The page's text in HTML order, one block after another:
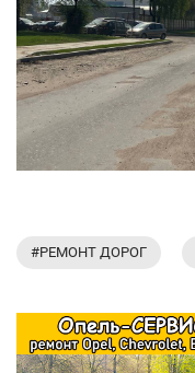
#РЕМОНТ ДОРОГ